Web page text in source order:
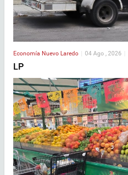
Economía Nuevo Laredo 04 Ago , 2026
LP